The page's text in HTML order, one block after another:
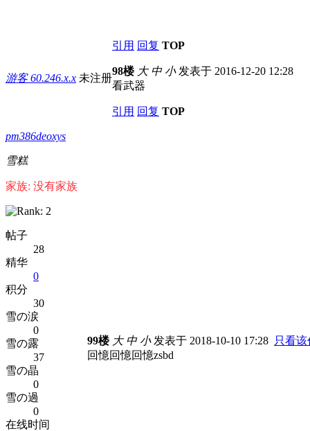
引用 回复 TOP
游客60.246.x.x 未注册
98楼 大 中 小发表于 2016-12-20 12:28
看武器
引用 回复 TOP
pm386deoxys
雪糕
家族: 没有家族
帖子
28
精华
0
积分
30
雪の涙
0
雪の露
37
雪の晶
0
雪の過
0
在线时间
99楼 大 中 小发表于 2018-10-10 17:28 只看该
回憶回憶回憶zsbd